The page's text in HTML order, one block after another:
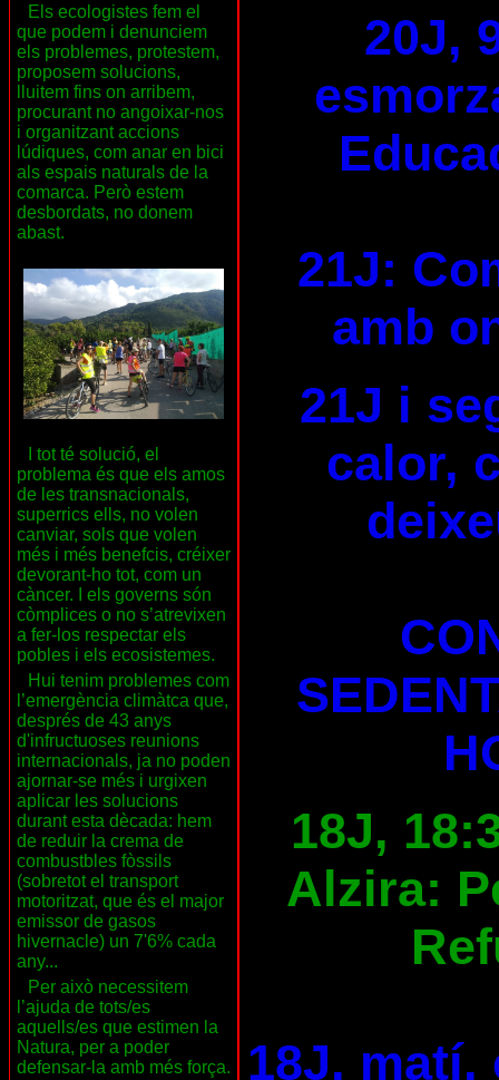
Els ecologistes fem el
que podem i denunciem
els problemes, protestem,
proposem solucions,
lluitem fins on arribem,
procurant no angoixar-nos
i organitzant accions
lúdiques, com anar en bici
als espais naturals de la
comarca. Però estem
desbordats, no donem
abast.
I tot té solució, el
problema és que els amos
de les transnacionals,
superrics ells, no volen
canviar, sols que volen
més i més benefcis, créixer
devorant-ho tot, com un
càncer. I els governs són
còmplices o no s’atrevixen
a fer-los respectar els
pobles i els ecosistemes.
Hui tenim problemes com
l’emergència climàtca que,
després de 43 anys
d'infructuoses reunions
internacionals, ja no poden
ajornar-se més i urgixen
aplicar les solucions
durant esta dècada: hem
de reduir la crema de
combustbles fòssils
(sobretot el transport
motoritzat, que és el major
emissor de gasos
hivernacle) un 7'6% cada
any...
Per això necessitem
l’ajuda de tots/es
aquells/es que estimen la
Natura, per a poder
defensar-la amb més força.
20J,
21J:
amb
21J i
calor,
18J,
Alzira:
18J, matí,